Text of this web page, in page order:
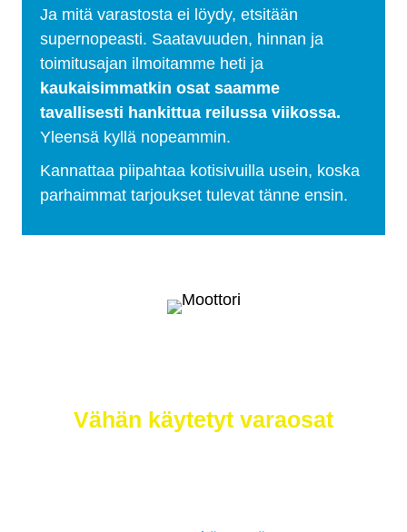
Ja mitä varastosta ei löydy, etsitään
supernopeasti. Saatavuuden, hinnan ja
toimitusajan ilmoitamme heti ja
kaukaisimmatkin osat saamme
tavallisesti hankittua reilussa viikossa.
Yleensä kyllä nopeammin.
Kannattaa piipahtaa kotisivuilla usein, koska
parhaimmat tarjoukset tulevat tänne ensin.
Vähän käytetyt varaosat